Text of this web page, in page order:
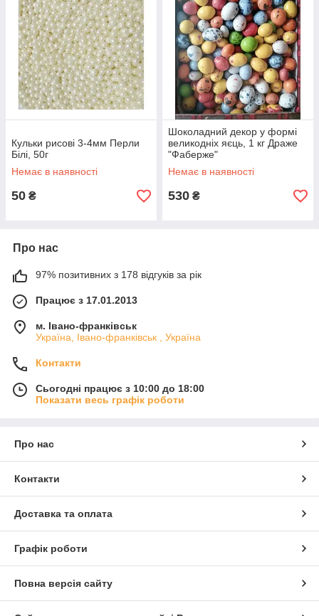
Кульки рисові 3-4мм Перли
Білі, 50г
Немає в наявності
50 ₴
Шоколадний декор у формі
великодніх яєць, 1 кг Драже
"Фаберже"
Немає в наявності
530 ₴
Про нас
97% позитивних з 178 відгуків за рік
Працює з 17.01.2013
м. Івано-франківськ
Україна, Івано-франківськ , Україна
Контакти
Сьогодні працює з 10:00 до 18:00
Показати весь графік роботи
Про нас
Контакти
Доставка та оплата
Графік роботи
Повна версія сайту